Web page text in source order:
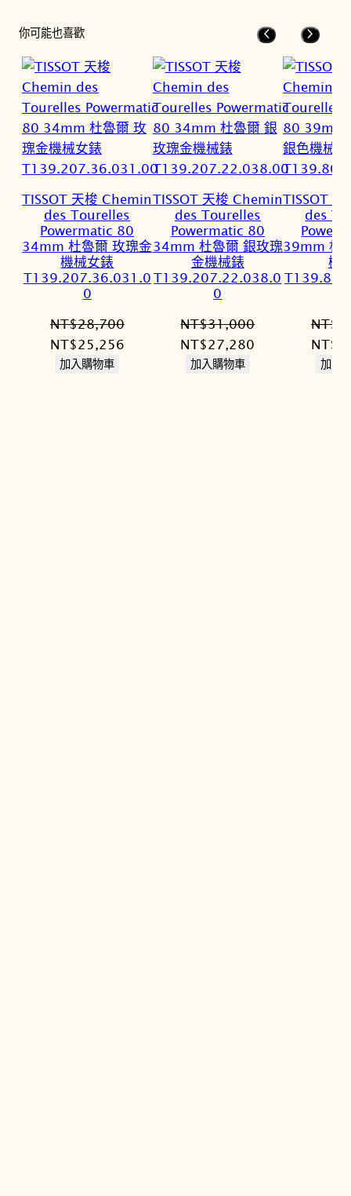
你可能也喜歡
TISSOT 天梭 Chemin
des Tourelles
Powermatic 80
34mm 杜魯爾 玫瑰金
機械女錶
T139.207.36.031.0
0
NT$28,700
原
始
NT$25,256目
加入購物車
TISSOT 天梭 Chemin
des Tourelles
Powermatic 80
34mm 杜魯爾 銀玫瑰
金機械錶
T139.207.22.038.0
0
NT$31,000
原
始
NT$27,280
加入購物車
TISSOT
des
39mm 杜
機
NT$
原
始
NT$
加入